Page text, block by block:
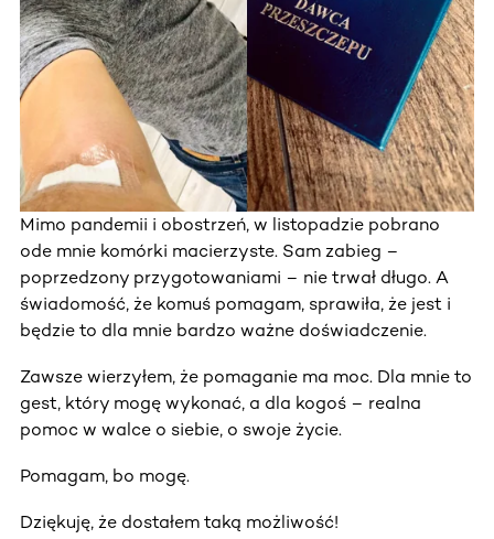
Mimo pandemii i obostrzeń, w listopadzie pobrano
ode mnie komórki macierzyste. Sam zabieg –
poprzedzony przygotowaniami – nie trwał długo. A
świadomość, że komuś pomagam, sprawiła, że jest i
będzie to dla mnie bardzo ważne doświadczenie.
Zawsze wierzyłem, że pomaganie ma moc. Dla mnie to
gest, który mogę wykonać, a dla kogoś – realna
pomoc w walce o siebie, o swoje życie.
Pomagam, bo mogę.
Dziękuję, że dostałem taką możliwość!